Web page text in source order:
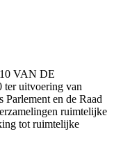
VAN DE
uitvoering van
en de Raad
ruimtelijke
tot ruimtelijke